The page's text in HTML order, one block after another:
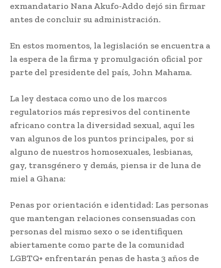
exmandatario Nana Akufo-Addo dejó sin firmar
antes de concluir su administración.
En estos momentos, la legislación se encuentra a
la espera de la firma y promulgación oficial por
parte del presidente del país, John Mahama.
La ley destaca como uno de los marcos
regulatorios más represivos del continente
africano contra la diversidad sexual, aquí les
van algunos de los puntos principales, por si
alguno de nuestros homosexuales, lesbianas,
gay, transgénero y demás, piensa ir de luna de
miel a Ghana:
Penas por orientación e identidad: Las personas
que mantengan relaciones consensuadas con
personas del mismo sexo o se identifiquen
abiertamente como parte de la comunidad
LGBTQ+ enfrentarán penas de hasta 3 años de